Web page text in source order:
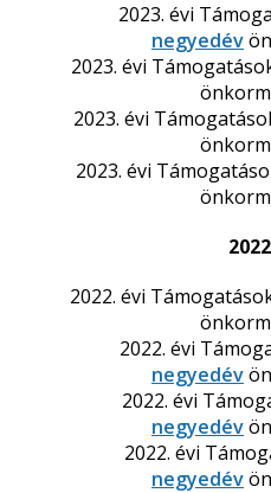
2023. évi
negyedév
2023. évi
2023. évi
2023. évi
2022. évi
2022. évi
negyedév
2022. évi
negyedév
2022. évi
negyedév